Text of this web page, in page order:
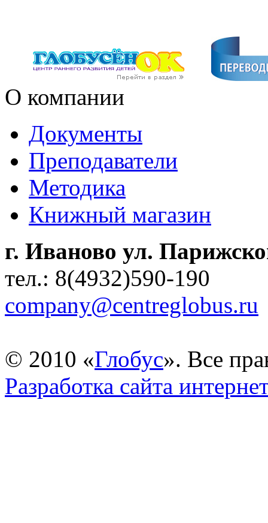
О компании
Документы
Преподаватели
Методика
Книжный магазин
г. Иваново ул.
тел.: 8(4932)590-190
company@centreglobus.ru
© 2010 «Глобус». Все
Разработка сайта